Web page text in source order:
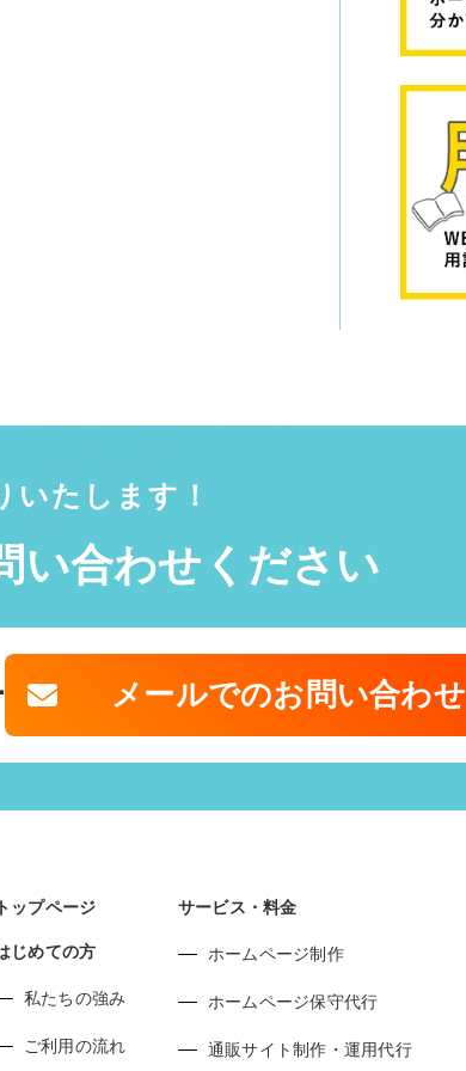
いたします！
い合わせください
メールでのお問い合わせ
トップページ
じめての方
私たちの強み
ご利用の流れ
サービス・料金
ホームページ制作
ホームページ保守代行
通販サイト制作・運用代行